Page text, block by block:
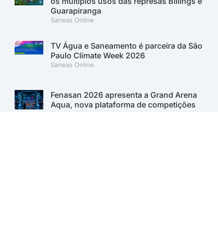
Guarapiranga
Saneas Online
TV Água e Saneamento é parceira da São
Paulo Climate Week 2026
Saneas Online
Fenasan 2026 apresenta a Grand Arena
Aqua, nova plataforma de competições
Saneas Online